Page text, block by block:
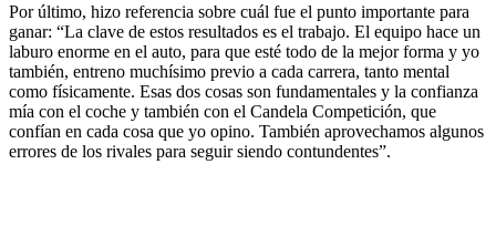
Por último, hizo referencia sobre cuál fue el punto importante para
ganar: “La clave de estos resultados es el trabajo. El equipo hace un
laburo enorme en el auto, para que esté todo de la mejor forma y yo
también, entreno muchísimo previo a cada carrera, tanto mental
como físicamente. Esas dos cosas son fundamentales y la confianza
mía con el coche y también con el Candela Competición, que
confían en cada cosa que yo opino. También aprovechamos algunos
errores de los rivales para seguir siendo contundentes”.